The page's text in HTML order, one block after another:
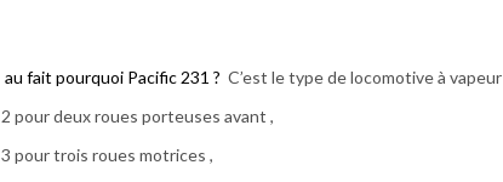
au fait pourquoi Pacific 231 ? C’est le type de locomotive à vapeur
2 pour deux roues porteuses avant ,
3 pour trois roues motrices ,